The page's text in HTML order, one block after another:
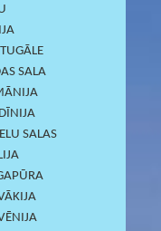
SALA
SALAS